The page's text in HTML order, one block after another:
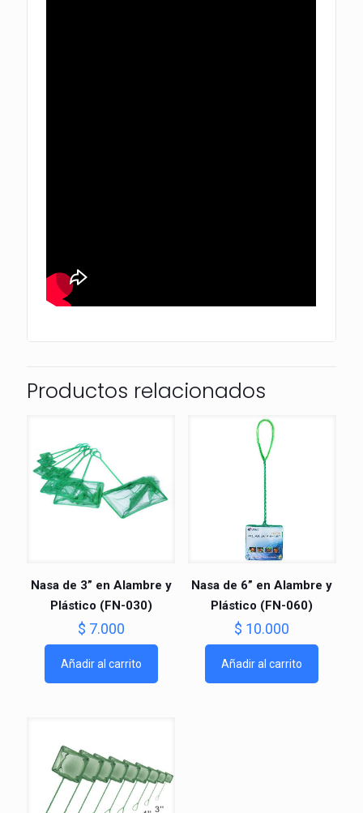
Productos relacionados
Nasa de 3” en Alambre y
Plástico (FN-030)
$ 7.000
Añadir al carrito
Nasa de 6” en Alambre y
Plástico (FN-060)
$ 10.000
Añadir al carrito